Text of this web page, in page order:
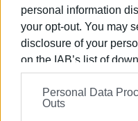
personal information
your opt-out. You may
disclosure of your
on the IAB’s list of
information may also
on theIAB’s List of
further disclose it to
Personal Data
Outs
05